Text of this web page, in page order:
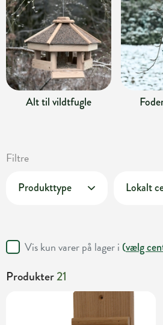
Alt til vildtfugle
Filtre
Produkttype Lokalt
Vis kun varer på lager i (vælg
Produkter21